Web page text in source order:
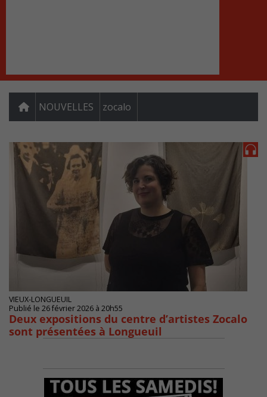
NOUVELLES zocalo
VIEUX-LONGUEUIL
Publié le 26 février 2026 à 20h55
Deux expositions du centre d’artistes Zocalo
sont présentées à Longueuil